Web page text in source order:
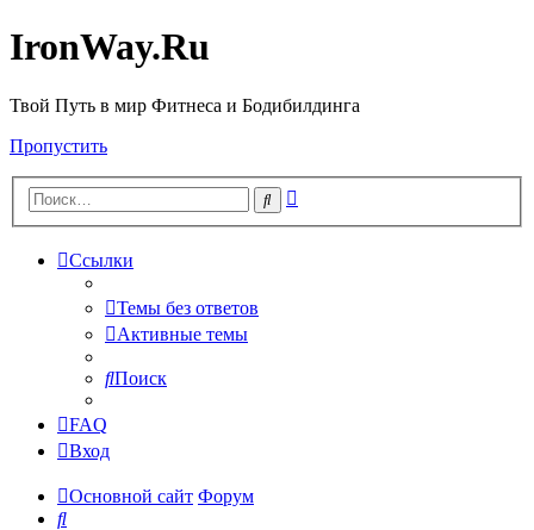
IronWay.Ru
Твой Путь в мир Фитнеса и Бодибилдинга
Пропустить
Поиск
Ссылки
Темы без ответов
Активные темы
Поиск
FAQ
Вход
Основной сайт Форум
Поиск